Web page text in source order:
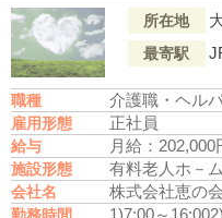
所在地
最寄駅
職種 介護職・ヘル
雇用形態 正社員
給与 月給：202,000
施設形態 有料老人ホ－ム
会社名 株式会社恵の会